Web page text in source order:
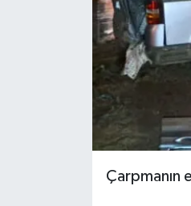
Çarpmanın